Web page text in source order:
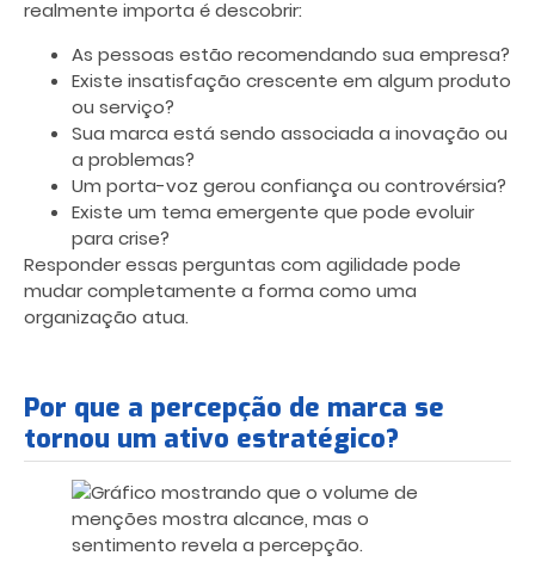
realmente importa é descobrir:
As pessoas estão recomendando sua empresa?
Existe insatisfação crescente em algum produto
ou serviço?
Sua marca está sendo associada a inovação ou
a problemas?
Um porta-voz gerou confiança ou controvérsia?
Existe um tema emergente que pode evoluir
para crise?
Responder essas perguntas com agilidade pode
mudar completamente a forma como uma
organização atua.
Por que a percepção de marca se
tornou um ativo estratégico?